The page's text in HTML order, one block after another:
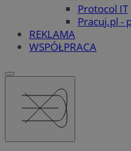
Protocol IT
Pracuj.pl -
REKLAMA
WSPÓŁPRACA